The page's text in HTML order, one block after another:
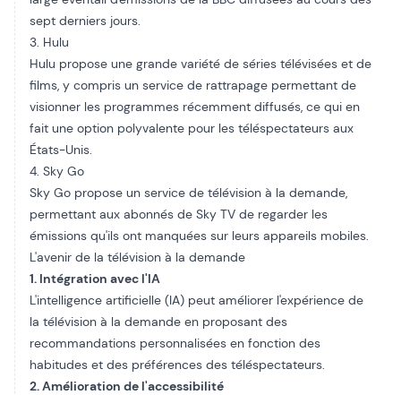
sept derniers jours.
3. Hulu
Hulu propose une grande variété de séries télévisées et de
films, y compris un service de rattrapage permettant de
visionner les programmes récemment diffusés, ce qui en
fait une option polyvalente pour les téléspectateurs aux
États-Unis.
4. Sky Go
Sky Go propose un service de télévision à la demande,
permettant aux abonnés de Sky TV de regarder les
émissions qu'ils ont manquées sur leurs appareils mobiles.
L'avenir de la télévision à la demande
1. Intégration avec l'IA
L'intelligence artificielle (IA) peut améliorer l'expérience de
la télévision à la demande en proposant des
recommandations personnalisées en fonction des
habitudes et des préférences des téléspectateurs.
2. Amélioration de l'accessibilité